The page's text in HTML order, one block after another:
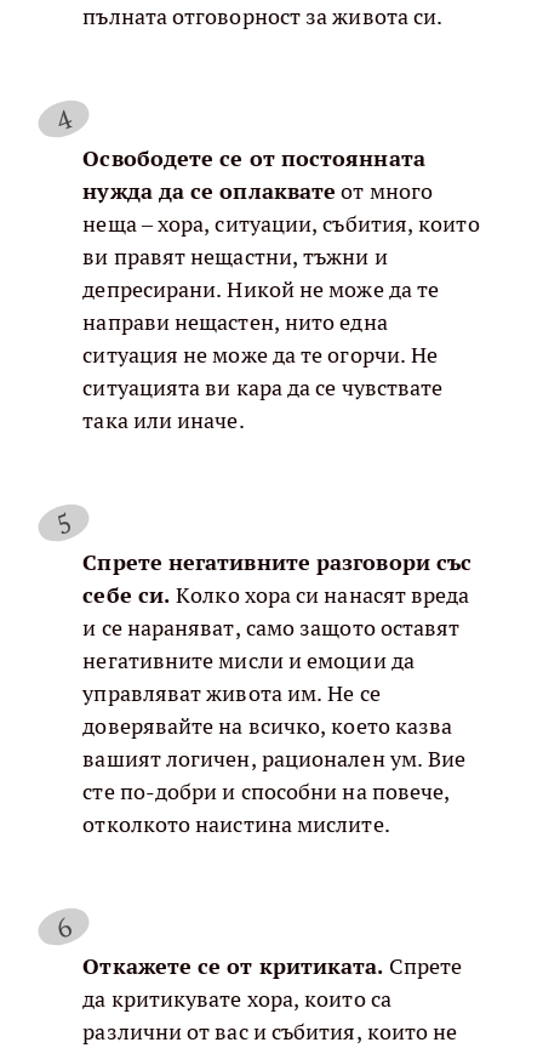
пълната отговорност за живота си.
Освободете се от постоянната
нужда да се оплаквате от много
неща – хора, ситуации, събития, които
ви правят нещастни, тъжни и
депресирани. Никой не може да те
направи нещастен, нито една
ситуация не може да те огорчи. Не
ситуацията ви кара да се чувствате
така или иначе.
Спрете негативните разговори със
себе си.Колко хора си нанасят вреда
и се нараняват, само защото оставят
негативните мисли и емоции да
управляват живота им. Не се
доверявайте на всичко, което казва
вашият логичен, рационален ум. Вие
сте по-добри и способни на повече,
отколкото наистина мислите.
Откажете се от критиката. Спрете
да критикувате хора, които са
различни от вас и събития, които не